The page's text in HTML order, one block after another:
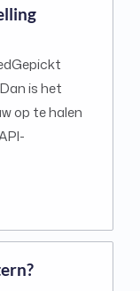
is het
op te halen